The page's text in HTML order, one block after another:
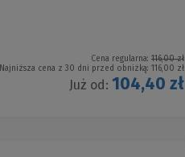
Cena regularna: 116,00 zł
Najniższa cena z 30 dni przed obniżką: 116,00 zł
Już od: 104,40 zł